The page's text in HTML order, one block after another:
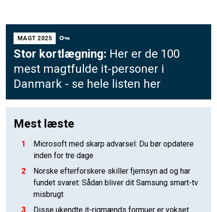
MAGT 2025
Stor kortlægning: Her er de 100
mest magtfulde it-personer i
Danmark - se hele listen her
Mest læste
1
Microsoft med skarp advarsel: Du bør opdatere
inden for tre dage
2
Norske efterforskere skiller fjernsyn ad og har
fundet svaret: Sådan bliver dit Samsung smart-tv
misbrugt
3
Disse ukendte it-rigmænds formuer er vokset